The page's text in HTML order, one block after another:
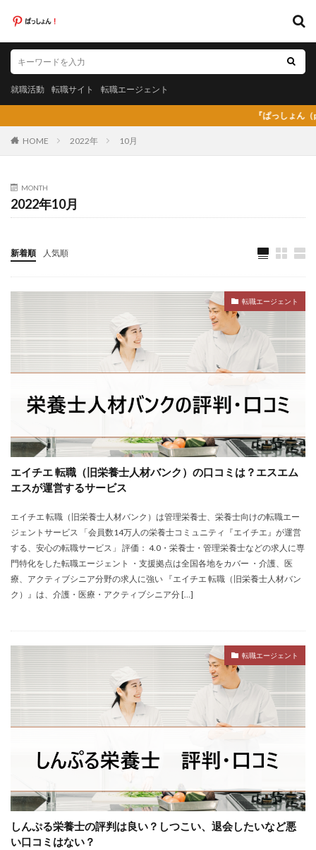
就職活動 転職サイト 転職エージェント
『ぱっしょん（passion）
HOME 2022年 10月
MONTH
2022年10月
新着順 人気順
転職エージェント
エイチエ 転職（旧栄養士人材バンク）の口コミは？エスエム
エスが運営するサービス
エイチエ 転職（旧栄養士人材バンク）は管理栄養士、栄養士向けの転職エー
ジェントサービス 「会員数14万人の栄養士コミュニティ『エイチエ』が運営
する、安心の転職サービス」 評価： 4.0・栄養士・管理栄養士などの求人に専
門特化をした転職エージェント ・支援拠点は全国各地をカバー ・介護、医
療、アクティブシニア分野の求人に強い 『エイチエ 転職（旧栄養士人材バン
ク）』は、介護・医療・アクティブシニア分 […]
転職エージェント
しんぷる栄養士の評判は良い？しつこい、退会したいなど悪
い口コミはない？
就職活動 転職サイト 転職エージェント
カテゴリー
20代
株式会社AXIS
株式会社DYM
株式会社エス・エム・エス
株式会社エスエムエス
株式会社カメレオン
株式会社トライトキャリア
弁護士法人
建築施工管理士
株式会社リクルートメディカルキャリア
大学院
口コミ
合同労働組合ユニオン
吐き気が止まらない
営業職
固定残業代
土木施工管理士
声も聞きたくない
外資系 大学
大学中退者
失敗
平均年収 女性 嫌い
安い
就職shop
就職先
就職活動
検査技師人材バンク
医療技術職
退職代行サービス
調理師
資格なし 転職
転職エージェント
退職代行SARABAユニオン
退職代行ニコイチ
評判
違法性
都道府県別
障害者雇用
障害者雇用バンク
離れたい
電気工事施工管理士
非常識
頭痛がする
語学力
診療放射線技師 比較 相談
求人
求人募集
涙が出る
理学療法士
看護のお仕事
言語聴覚士 看護師
短大
臨床工学技士